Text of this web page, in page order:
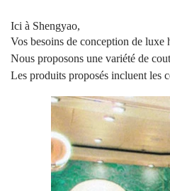
Ici à Shengyao,
Vos besoins de conception de luxe
Nous proposons une variété de
Les produits proposés incluent les